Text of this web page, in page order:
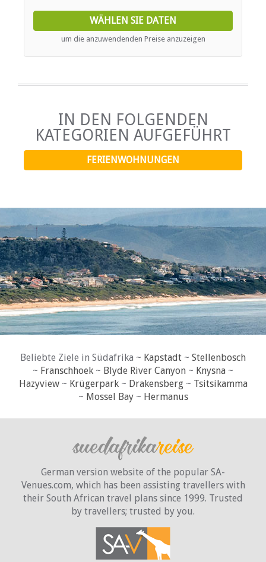
equipped with 4 plate stove/oven, microwave and
fridge/freezer. Both the main bedroom and the lounge
open onto the large private deck. There are outdoor braai
WÄHLEN SIE DATEN
um die anzuwendenden Preise anzuzeigen
IN DEN FOLGENDEN
KATEGORIEN AUFGEFÜHRT
FERIENWOHNUNGEN
Beliebte Ziele in Südafrika ~ Kapstadt ~ Stellenbosch
~ Franschhoek ~ Blyde River Canyon ~ Knysna ~
Hazyview~ Krügerpark~ Drakensberg~ Tsitsikamma
~ Mossel Bay~ Hermanus
German version website of the popular SA-
Venues.com, which has been assisting travellers with
their South African travel plans since 1999. Trusted
by travellers; trusted by you.